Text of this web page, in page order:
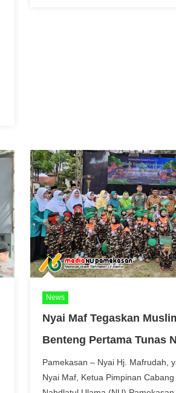
News
Nyai Maf Tegaskan
Benteng Pertama Tunas
Pamekasan – Nyai Hj. Mafrudah,
Nyai Maf, Ketua Pimpinan